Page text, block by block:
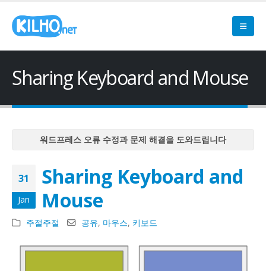
Sharing Keyboard and Mouse
워드프레스 오류 수정과 문제 해결을 도와드립니다
워드프레스 오류 수정과 문제 해결을 도와드립니다
워드프레스 오류 수정과 문제 해결을 도와드립니다
워드프레스 오류 수정과 문제 해결을 도와드립니다
31
Jan
Sharing Keyboard and
Mouse
주절주절 공유, 마우스, 키보드